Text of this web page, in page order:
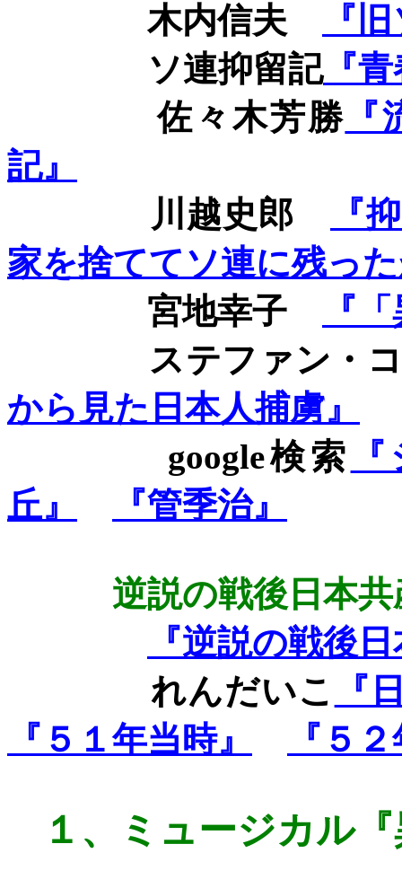
木内信夫
『
ソ連抑留記『青
佐々木芳勝
記』
川越史郎
『
家を捨ててソ連に残っ
宮地幸子
『
ステファン・コ
から見た日本人捕虜』
google検索
丘』
『管季治』
逆説の戦後日本
『逆説の戦後
れんだいこ
『
『５１年当時』
『５
１、 ミュージカル